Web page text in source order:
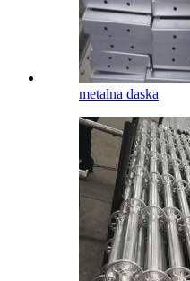
metalna daska